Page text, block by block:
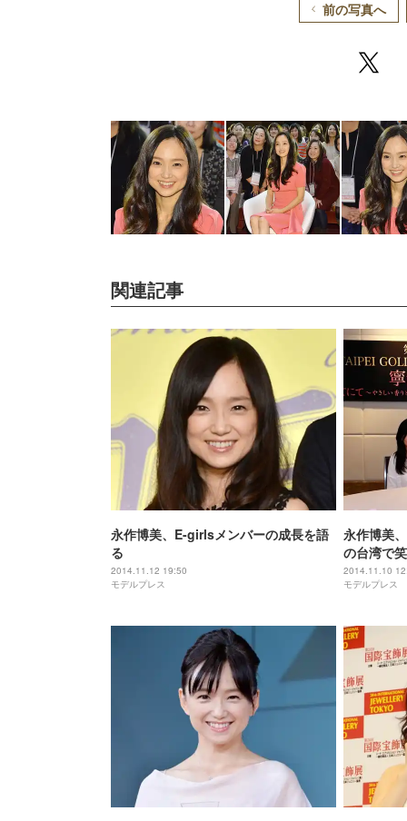
前の写真へ
関連記事
永作博美、E-girlsメンバーの成長を語
る
2014.11.12 19:50
モデルプレス
永作博美
の台湾で
2014.11.10
モデルプレス